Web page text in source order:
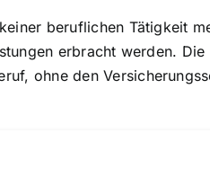
beruflichen Tätigkeit
erbracht werden. Die
ohne den